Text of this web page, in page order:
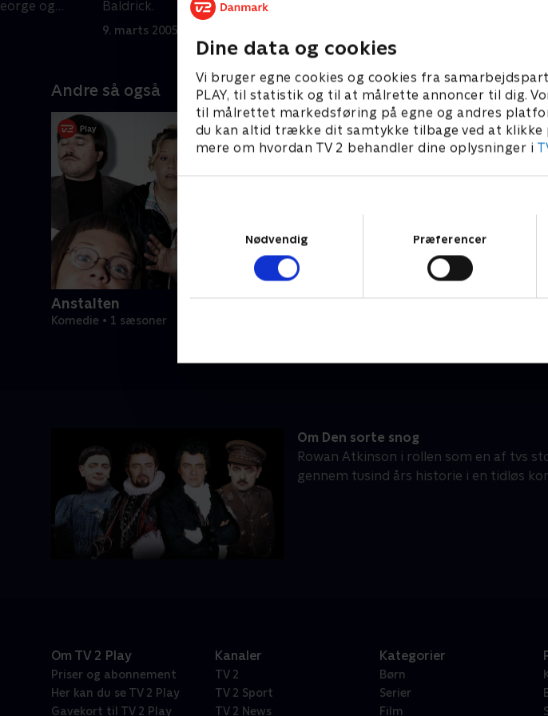
Dine data og cookies
Vi bruger egne cookies og cookies fra
PLAY, til statistik og til at målrette annoncer til dig.
til målrettet markedsføring på egne og andres
du kan altid trække dit samtykke tilbage ved at klikke
mere om hvordan TV 2 behandler dine oplysninger i
Nødvendig
Præferencer
og
Baldrick.
9. marts 2005 • 29 min
Andre så også
Anstalten
Komedie • 1 sæsoner
Om Den sorte snog
Rowan Atkinson i rollen som en af tvs
gennem tusind års historie i en tidløs
Om TV 2 Play
Priser og abonnement
Her kan du se TV 2 Play
Gavekort til TV 2 Play
Kanaler
TV 2
TV 2 Sport
TV 2 News
Kategorier
Børn
Serier
Film